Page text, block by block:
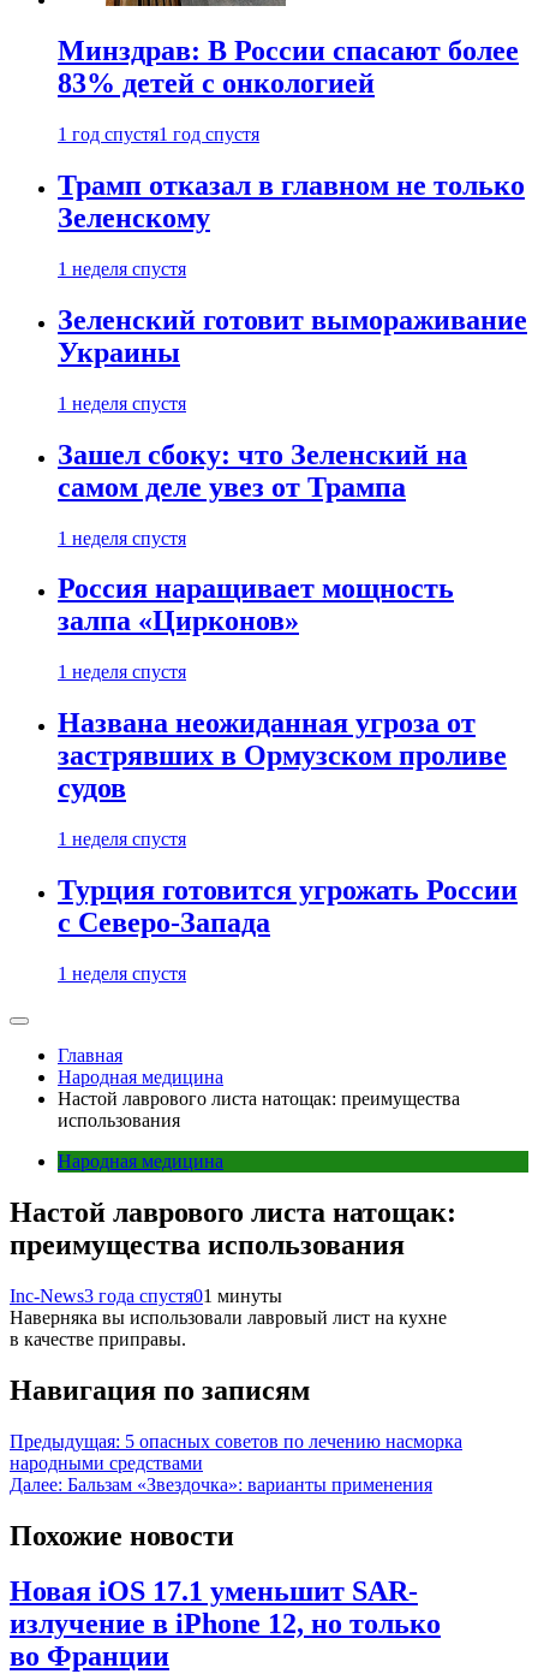
Минздрав: В России спасают более
83% детей с онкологией
1 год спустя1 год спустя
Трамп отказал в главном не только
Зеленскому
1 неделя спустя
Зеленский готовит вымораживание
Украины
1 неделя спустя
Зашел сбоку: что Зеленский на
самом деле увез от Трампа
1 неделя спустя
Россия наращивает мощность
залпа «Цирконов»
1 неделя спустя
Названа неожиданная угроза от
застрявших в Ормузском проливе
судов
1 неделя спустя
Турция готовится угрожать России
с Северо-Запада
1 неделя спустя
Главная
Народная медицина
Настой лаврового листа натощак: преимущества
использования
Народная медицина
Настой лаврового листа натощак:
преимущества использования
Inc-News3 года спустя01 минуты
Наверняка вы использовали лавровый лист на кухне
в качестве приправы.
Навигация по записям
Предыдущая: 5 опасных советов по лечению насморка
народными средствами
Далее: Бальзам «Звездочка»: варианты применения
Похожие новости
Новая iOS 17.1 уменьшит SAR-
излучение в iPhone 12, но только
во Франции